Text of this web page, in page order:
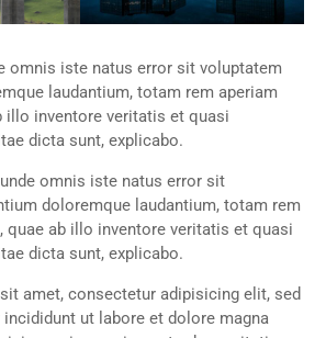
omnis iste natus error sit voluptatem
laudantium, totam rem aperiam
illo inventore veritatis et quasi
dicta sunt, explicabo.
omnis iste natus error sit
doloremque laudantium, totam rem
quae ab illo inventore veritatis et quasi
dicta sunt, explicabo.
amet, consectetur adipisicing elit, sed
ut labore et dolore magna